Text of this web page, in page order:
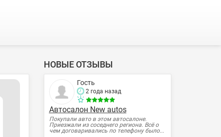
НОВЫЕ ОТЗЫВЫ
Гость
2 года назад
Автосалон New autos
Покупали авто в этом автосалоне.
Приезжали из соседнего региона. Всё о
чем договаривались по телефону было...